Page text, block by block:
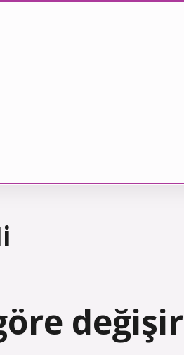
değişir